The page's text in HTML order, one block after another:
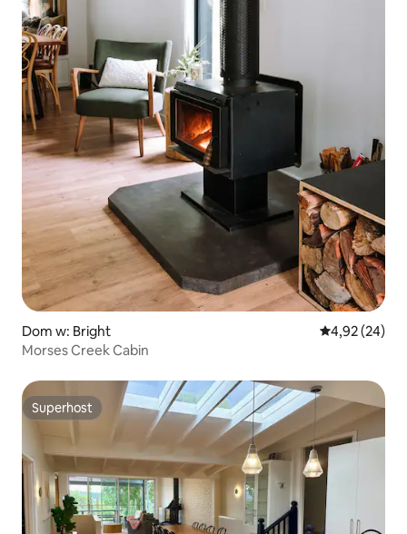
Dom w: Bright Średnia
4,92 (24)
Morses Creek Cabin
Superhost
Superhost